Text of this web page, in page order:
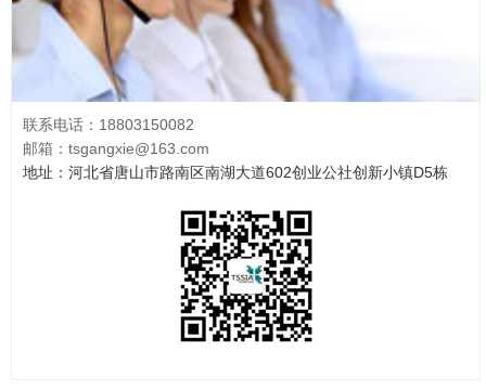
联系电话：18803150082
邮箱：tsgangxie@163.com
地址：河北省唐山市路南区南湖大道602创业公社创新小镇D5栋